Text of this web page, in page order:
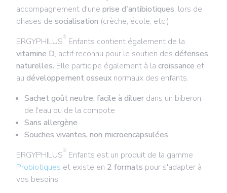
accompagnement d'une prise d'antibiotiques, lors de
phases de socialisation (crèche, école, etc.).
ERGYPHILUS® Enfants contient également de la
vitamine D, actif reconnu pour le soutien des défenses
naturelles. Elle participe également à la croissance et
au développement osseux normaux des enfants.
Sachet goût neutre, facile à diluer dans un biberon,
de l'eau ou de la compote
Sans allergène
Souches vivantes, non microencapsulées
ERGYPHILUS® Enfants est un produit de la gamme
Probiotiques et existe en 2 formats pour s'adapter à
vos besoins :